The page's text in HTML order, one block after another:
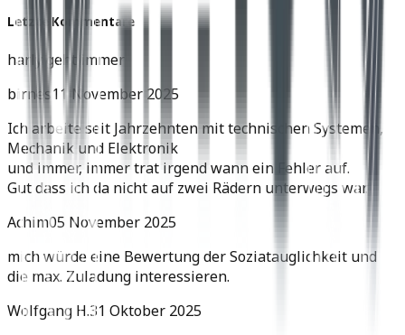
Letzte Kommentare
harly geht immer
birnes11 November 2025
Ich arbeite seit Jahrzehnten mit technischen Systemen,
Mechanik und Elektronik
und immer, immer trat irgend wann ein Fehler auf.
Gut dass ich da nicht auf zwei Rädern unterwegs war.
Achim05 November 2025
mich würde eine Bewertung der Soziatauglichkeit und
die max. Zuladung interessieren.
Wolfgang H.31 Oktober 2025